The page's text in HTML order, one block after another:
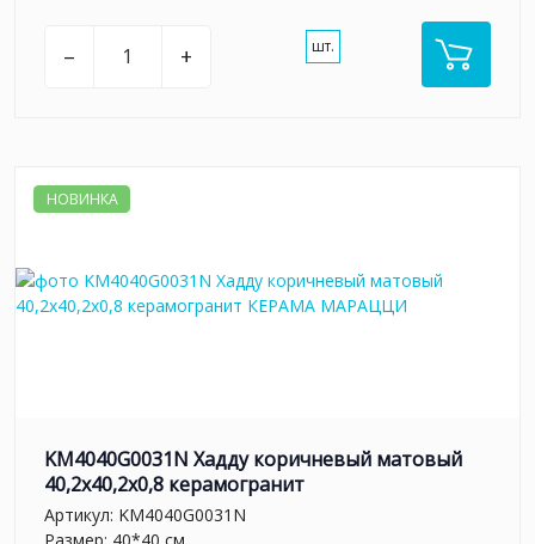
– + шт.
НОВИНКА
KM4040G0031N Хадду коричневый матовый
40,2x40,2x0,8 керамогранит
Артикул: KM4040G0031N